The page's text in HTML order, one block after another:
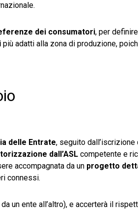
dei consumatori, per
più adatti alla zona di produzione,
delle Entrate, seguito dall’iscrizione
dall’ASL competente e
accompagnata da un progetto
connessi.
un ente all’altro), e accerterà il